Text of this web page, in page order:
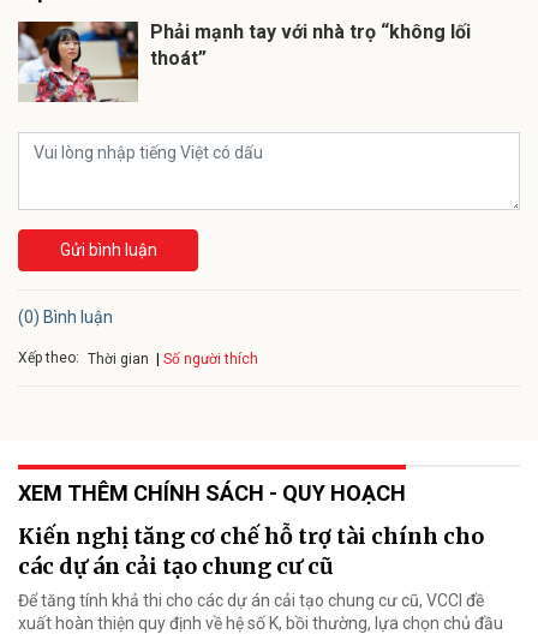
Phải mạnh tay với nhà trọ “không lối
thoát”
Gửi bình luận
(0) Bình luận
Xếp theo: Thời gian Số người thích
XEM THÊM CHÍNH SÁCH - QUY HOẠCH
Kiến nghị tăng cơ chế hỗ trợ tài chính cho
các dự án cải tạo chung cư cũ
Để tăng tính khả thi cho các dự án cải tạo chung cư cũ, VCCI đề
xuất hoàn thiện quy định về hệ số K, bồi thường, lựa chọn chủ đầu